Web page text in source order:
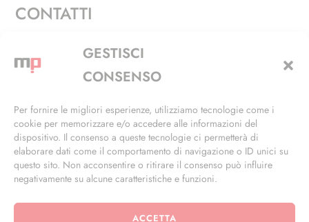
GESTISCI
CONSENSO
Per fornire le migliori esperienze, utilizziamo tecnologie come i
cookie per memorizzare e/o accedere alle informazioni del
dispositivo. Il consenso a queste tecnologie ci permetterà di
elaborare dati come il comportamento di navigazione o ID unici su
questo sito. Non acconsentire o ritirare il consenso può influire
negativamente su alcune caratteristiche e funzioni.
ACCETTA
CONTATTI
Via Alfieri, 27 - Trezzano Sul Naviglio (MI)
+39 02 4846 3155
info@masterphil.it